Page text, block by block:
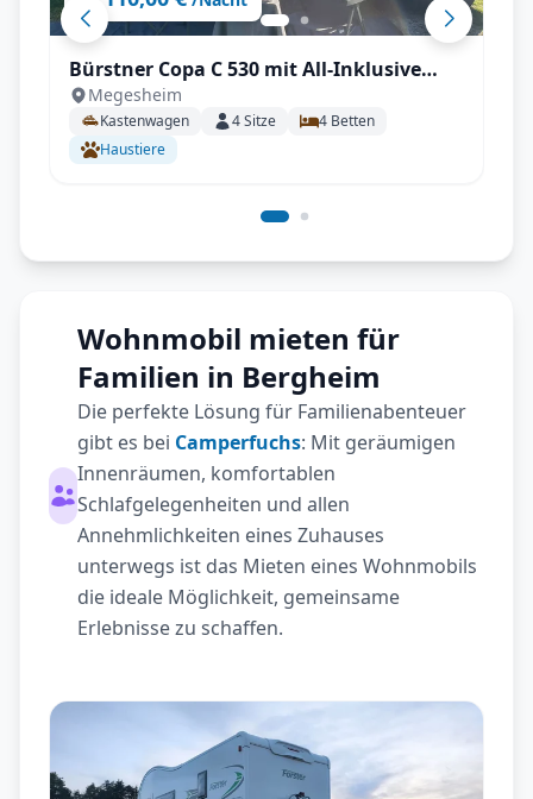
Bürstner Copa C 530 mit All-Inklusive
Paket, Automatikgetriebe, Aufstelldach
uvm.
Megesheim
Kastenwagen 4Sitze 4 Betten
Haustiere
Wohnmobil mieten für
Familien in Bergheim
Die perfekte Lösung für Familienabenteuer
gibt es bei Camperfuchs: Mit geräumigen
Innenräumen, komfortablen
Schlafgelegenheiten und allen
Annehmlichkeiten eines Zuhauses
unterwegs ist das Mieten eines Wohnmobils
die ideale Möglichkeit, gemeinsame
Erlebnisse zu schaffen.